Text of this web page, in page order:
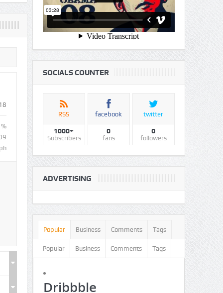
SOCIALS COUNTER
RSS
1000+
Subscribers
facebook
0
fans
twitter
0
followers
ADVERTISING
Popular Business Comments Tags
Popular Business Comments Tags
Dribbble